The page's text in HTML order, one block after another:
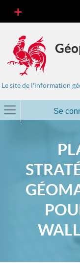
Le site de l'information
Se